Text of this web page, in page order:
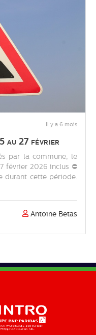
Il y a 6 mois
au 27 février
par la commune, le
février 2026 inclus ⛔
durant cette période.
Antoine Betas